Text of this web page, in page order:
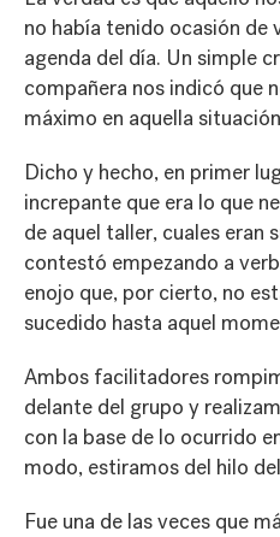
no había tenido ocasión de
agenda del día. Un simple
compañera nos indicó que
máximo en aquella
Dicho y hecho, en primer
increpante que era lo que
de aquel taller, cuales eran
contestó empezando a
enojo que, por cierto, no
sucedido hasta aquel
Ambos facilitadores
delante del grupo y
con la base de lo ocurrido
modo, estiramos del hilo
Fue una de las veces que